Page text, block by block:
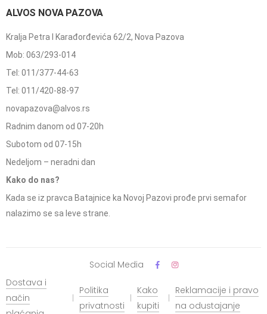
ALVOS NOVA PAZOVA
Kralja Petra I Karađorđevića 62/2, Nova Pazova
Mob: 063/293-014
Tel: 011/377-44-63
Tel: 011/420-88-97
novapazova@alvos.rs
Radnim danom od 07-20h
Subotom od 07-15h
Nedeljom – neradni dan
Kako do nas?
Kada se iz pravca Batajnice ka Novoj Pazovi prođe prvi semafor
nalazimo se sa leve strane.
Dostava i
način
Politika
privatnosti
Kako
kupiti
Reklamacije i pravo
na odustajanje
Social Media